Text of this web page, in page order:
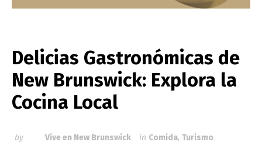
Delicias Gastronómicas de
New Brunswick: Explora la
Cocina Local
by Vive en New Brunswick in Comida, Turismo